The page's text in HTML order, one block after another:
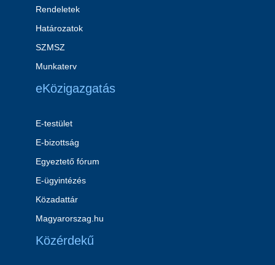
Rendeletek
Határozatok
SZMSZ
Munkaterv
eKözigazgatás
E-testület
E-bizottság
Egyeztető fórum
E-ügyintézés
Közadattár
Magyarorszag.hu
Közérdekű